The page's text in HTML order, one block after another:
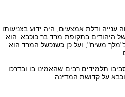
ודלת אמצעים, היה ידוע בצניעותו
של היהודים בתקופת מרד בר כוכבא. הוא
משיח", ועל כן כשנכשל המרד הוא
תלמידים רבים שהאמינו בו ובדרכו
על קדושת המדינה.